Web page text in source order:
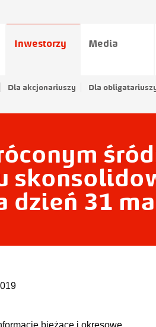
Inwestorzy
Dla akcjonariuszy Dla
Media
dzień 31